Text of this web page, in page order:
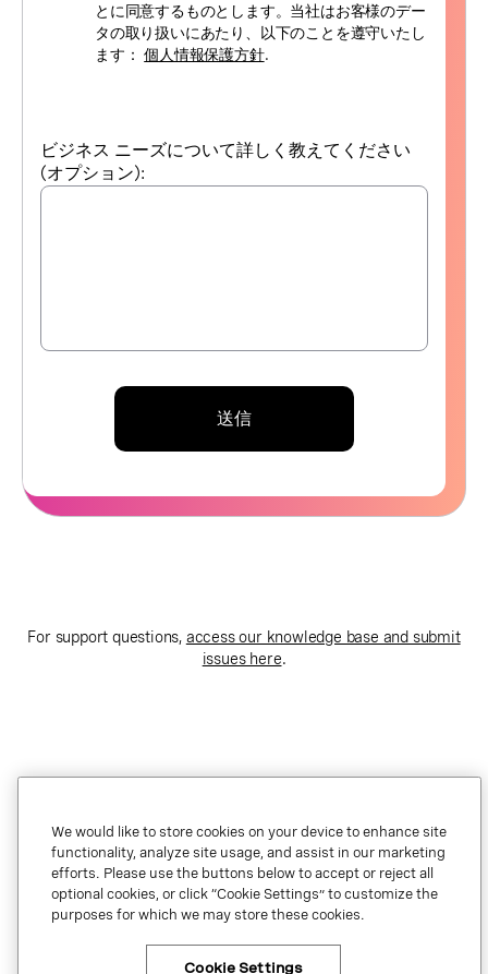
とに同意するものとします。当社はお客様のデー
タの取り扱いにあたり、以下のことを遵守いたし
ます：個人情報保護方針.
ビジネス ニーズについて詳しく教えてください
(オプション):
送信
For support questions, access our knowledge base and submit
issues here.
リーガル
プライバシーに関する選択
We would like to store cookies on your device to enhance site
functionality, analyze site usage, and assist in our marketing
efforts. Please use the buttons below to accept or reject all
optional cookies, or click “Cookie Settings” to customize the
purposes for which we may store these cookies.
Cookie Settings